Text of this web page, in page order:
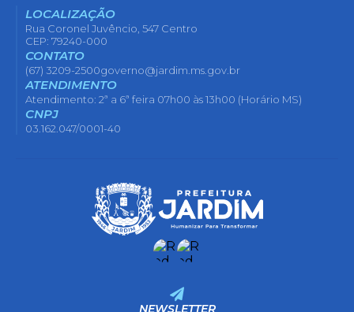
LOCALIZAÇÃO
Rua Coronel Juvêncio, 547 Centro
CEP: 79240-000
CONTATO
(67) 3209-2500governo@jardim.ms.gov.br
ATENDIMENTO
Atendimento: 2ª a 6ª feira 07h00 às 13h00 (Horário MS)
CNPJ
03.162.047/0001-40
NEWSLETTER